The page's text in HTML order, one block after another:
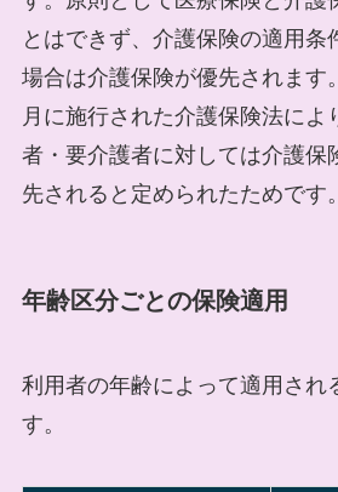
とはできず、介護保険の適用条
場合は介護保険が優先されます
月に施行された介護保険法によ
者・要介護者に対しては介護保
先されると定められたためです。
年齢区分ごとの保険適用
利用者の年齢によって適用され
す。